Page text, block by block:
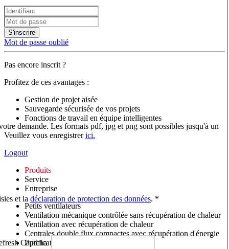
S'inscrire
Mot de passe oublié
Pas encore inscrit ?
Profitez de ces avantages :
Gestion de projet aisée
Sauvegarde sécurisée de vos projets
Fonctions de travail en équipe intelligentes
Veuillez vous enregistrerici.
Logout
Produits
Service
Entreprise
Petits ventilateurs
Ventilation mécanique contrôlée sans récupération de chaleur
Ventilation avec récupération de chaleur
Centrales double flux compactes avec récupération d'énergie
Purificateurs d'air/Moniteurs CO
demande. Les formats pdf, jpg et png sont possibles jusqu'à un
et la déclaration de protection des données. *